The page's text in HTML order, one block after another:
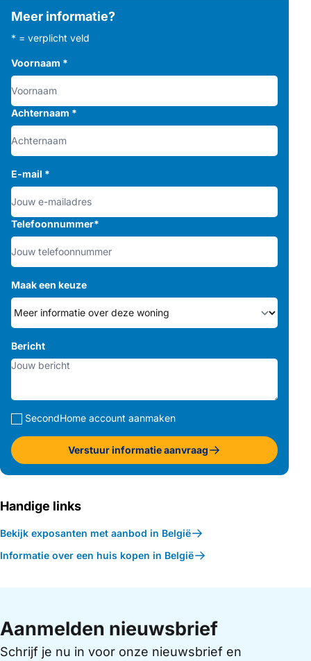
Meer informatie?
* = verplicht veld
Voornaam *
Achternaam *
E-mail *
Telefoonnummer*
Maak een keuze
Bericht
SecondHome account aanmaken
Verstuur informatie aanvraag
Handige links
Bekijk exposanten met aanbod in België
Informatie over een huis kopen in België
Aanmelden nieuwsbrief
Schrijf je nu in voor onze nieuwsbrief en